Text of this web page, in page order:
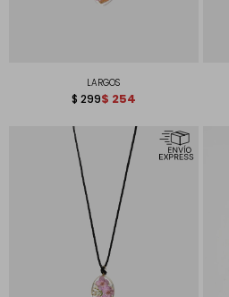
LARGOS
$ 299$ 254